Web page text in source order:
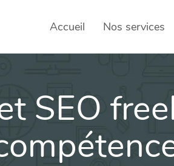
Accueil Nos services
SEO
SEO